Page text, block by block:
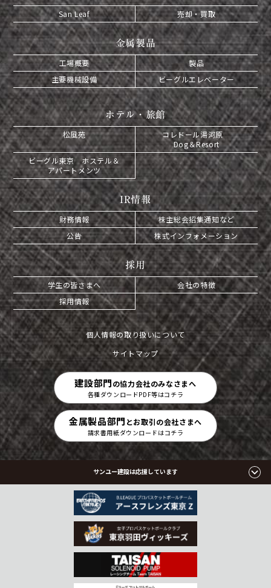
San Leaf 売却・買取
金属製品
工場概要
製品
主要機械設備
ビーグルエレベーター
ホテル・旅館
松風苑
コレドール湯河原
Dog＆Resort
ビーグル東京 ホステル＆
アパートメンツ
IR情報
財務情報
株主総会招集通知など
公告
株式インフォメーション
採用
学生の皆さまへ
会社の特徴
採用情報
個人情報の取り扱いについて
サイトマップ
建設部門の協力会社のみなさまへ
各種ダウンロードPDF等はコチラ
金属製品部門 とお取引の会社さまへ
請求書用紙ダウンロードはコチラ
サンユー建設は応援しています